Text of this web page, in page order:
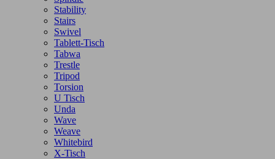
Stability
Stairs
Swivel
Tablett-Tisch
Tabwa
Trestle
Tripod
Torsion
U Tisch
Unda
Wave
Weave
Whitebird
X-Tisch